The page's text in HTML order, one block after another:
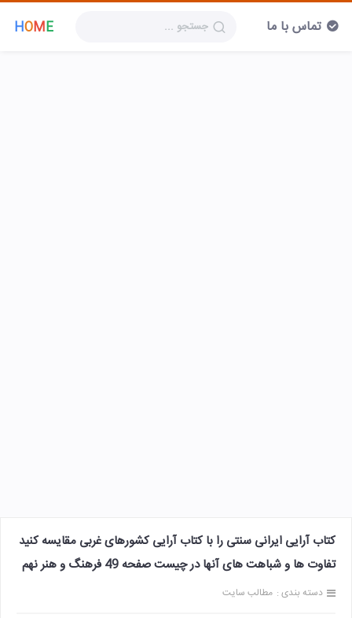
HOME تماس با ما
کتاب آرایی ایرانی سنتی را با کتاب آرایی کشورهای غربی مقایسه کنید
تفاوت ها و شباهت های آنها در چیست صفحه 49 فرهنگ و هنر نهم
دسته بندی : مطالب سایت